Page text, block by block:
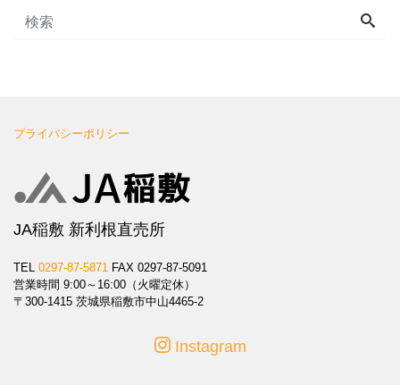
プライバシーポリシー
JA稲敷 新利根直売所
TEL 0297-87-5871 FAX 0297-87-5091
営業時間 9:00～16:00（火曜定休）
〒300-1415 茨城県稲敷市中山4465-2
Instagram